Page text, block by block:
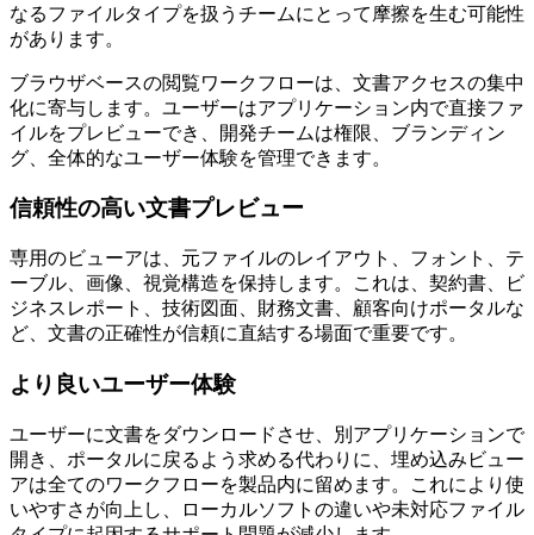
なるファイルタイプを扱うチームにとって摩擦を生む可能性
があります。
ブラウザベースの閲覧ワークフローは、文書アクセスの集中
化に寄与します。ユーザーはアプリケーション内で直接ファ
イルをプレビューでき、開発チームは権限、ブランディン
グ、全体的なユーザー体験を管理できます。
信頼性の高い文書プレビュー
専用のビューアは、元ファイルのレイアウト、フォント、テ
ーブル、画像、視覚構造を保持します。これは、契約書、ビ
ジネスレポート、技術図面、財務文書、顧客向けポータルな
ど、文書の正確性が信頼に直結する場面で重要です。
より良いユーザー体験
ユーザーに文書をダウンロードさせ、別アプリケーションで
開き、ポータルに戻るよう求める代わりに、埋め込みビュー
アは全てのワークフローを製品内に留めます。これにより使
いやすさが向上し、ローカルソフトの違いや未対応ファイル